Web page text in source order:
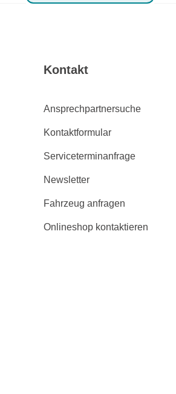
Kontakt
Ansprechpartnersuche
Kontaktformular
Serviceterminanfrage
Newsletter
Fahrzeug anfragen
Onlineshop kontaktieren